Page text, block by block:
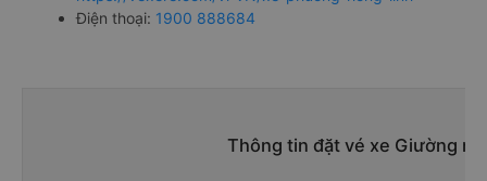
Điện thoại: 1900 888684
Thông tin đặt vé xe Giường